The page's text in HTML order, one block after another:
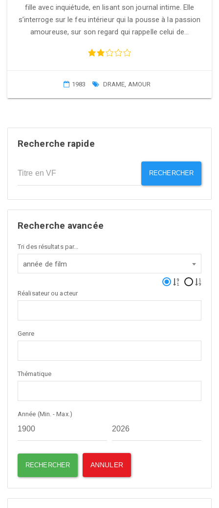
fille avec inquiétude, en lisant son journal intime. Elle
s’interroge sur le feu intérieur qui la pousse à la passion
amoureuse, sur son regard qui rappelle celui de…
1983 DRAME, AMOUR
Recherche rapide
RECHERCHER
Recherche avancée
Tri des résultats par...
année de film
Réalisateur ou acteur
Genre
Thématique
Année (Min. - Max.)